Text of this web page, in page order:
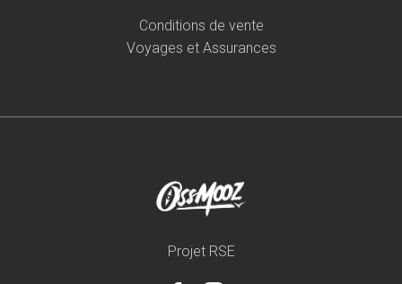
Conditions de vente
Voyages et Assurances
Projet RSE